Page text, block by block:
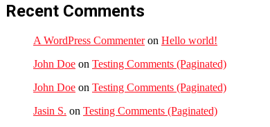
Recent Comments
A WordPress Commenteron Hello world!
John Doe on Testing Comments (Paginated)
John Doe on Testing Comments (Paginated)
Jasin S. on Testing Comments (Paginated)